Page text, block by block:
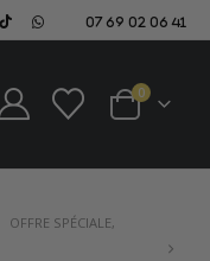
07 69 02 06 41
0
OFFRE SPÉCIALE,